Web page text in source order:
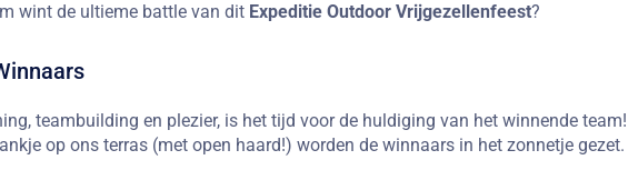
wint de ultieme battle van dit Expeditie Outdoor Vrijgezellenfeest?
teambuilding en plezier, is het tijd voor de huldiging van het winnende team!
op ons terras (met open haard!) worden de winnaars in het zonnetje gezet.